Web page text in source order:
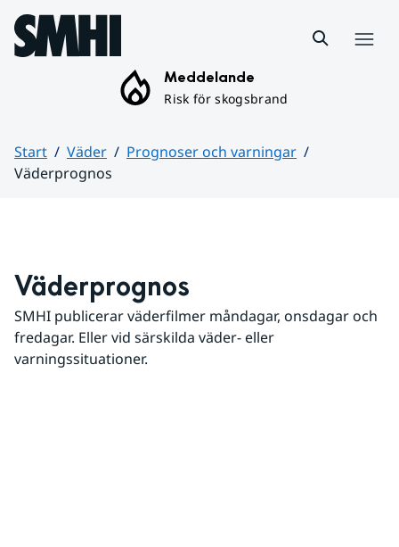
Hoppa till sidans innehåll
Meddelande
Risk för skogsbrand
Start Väder
Prognoser och varningar
Väderprognos
Väderprognos
SMHI publicerar väderfilmer måndagar, onsdagar och
fredagar. Eller vid särskilda väder- eller
varningssituationer.